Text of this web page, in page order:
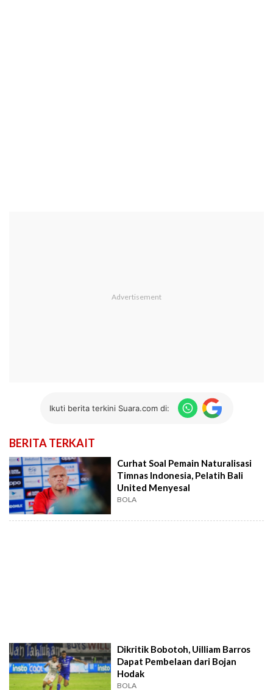
Ikuti berita terkini Suara.com di:
BERITA TERKAIT
Curhat Soal Pemain Naturalisasi
Timnas Indonesia, Pelatih Bali
United Menyesal
BOLA
Dikritik Bobotoh, Uilliam Barros
Dapat Pembelaan dari Bojan
Hodak
BOLA